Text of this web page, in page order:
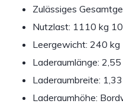
Zulässiges
Nutzlast: 1110 kg
Leergewicht: 240 kg
Laderaumlänge: 2,55
Laderaumbreite:
Laderaumhöhe: